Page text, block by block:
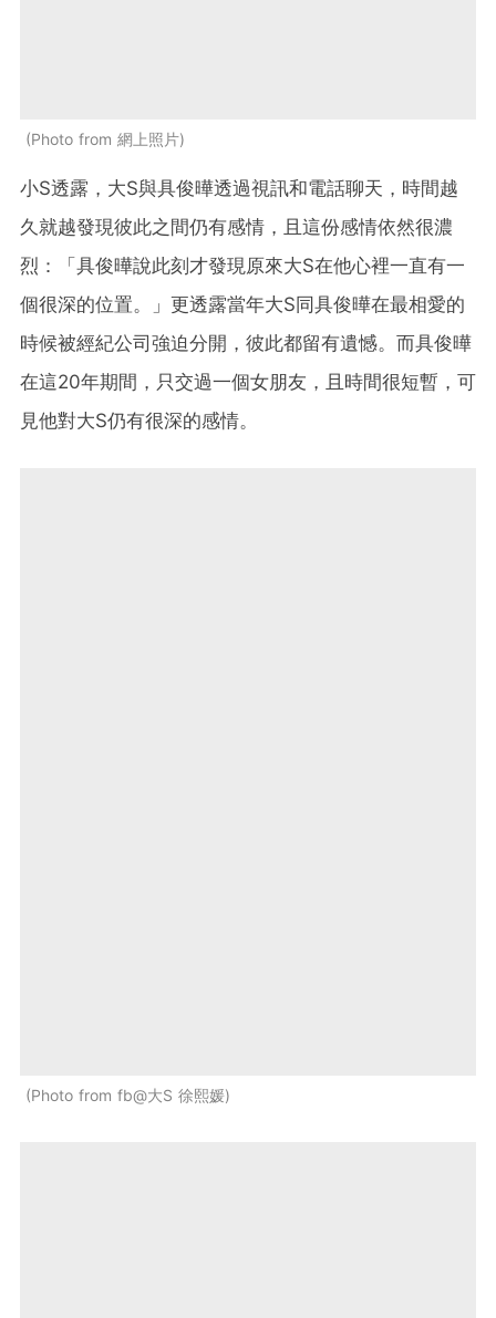
Photo from 網上照片
小S透露，大S與具俊曄透過視訊和電話聊天，時間越
久就越發現彼此之間仍有感情，且這份感情依然很濃
烈：「具俊曄說此刻才發現原來大S在他心裡一直有一
個很深的位置。」更透露當年大S同具俊曄在最相愛的
時候被經紀公司強迫分開，彼此都留有遺憾。而具俊曄
在這20年期間，只交過一個女朋友，且時間很短暫，可
見他對大S仍有很深的感情。
Photo from fb@大S 徐熙媛